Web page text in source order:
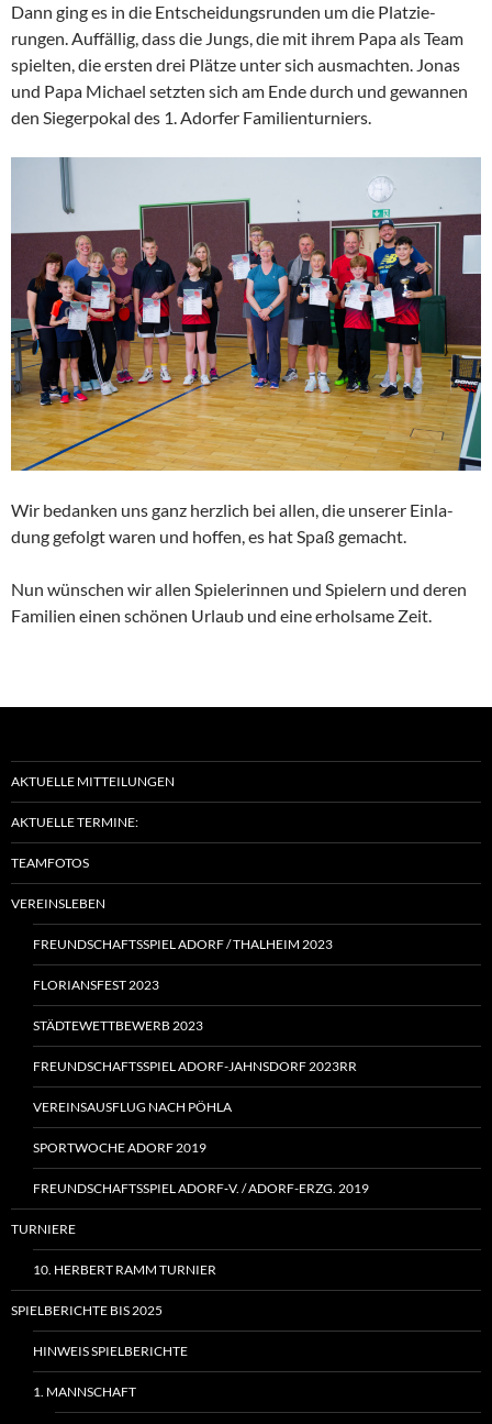
Dann ging es in die Entschei­dungs­runden um die Platzie­
rungen. Auffällig, dass die Jungs, die mit ihrem Papa als Team
spielten, die ersten drei Plätze unter sich ausmachten. Jonas
und Papa Michael setzten sich am Ende durch und gewannen
den Sieger­pokal des 1. Adorfer Familienturniers.
Wir bedanken uns ganz herzlich bei allen, die unserer Einla­
dung gefolgt waren und hoffen, es hat Spaß gemacht.
Nun wünschen wir allen Spiele­rinnen und Spielern und deren
Familien einen schönen Urlaub und eine erhol­same Zeit.
AKTUELLE MITTEILUNGEN
AKTUELLE TERMINE:
TEAMFOTOS
VEREINSLEBEN
FREUNDSCHAFTSSPIEL ADORF / THALHEIM 2023
FLORIANSFEST 2023
STÄDTEWETTBEWERB 2023
FREUNDSCHAFTSSPIEL ADORF-JAHNSDORF 2023RR
VEREINSAUSFLUG NACH PÖHLA
SPORTWOCHE ADORF 2019
FREUNDSCHAFTSSPIEL ADORF‑V. / ADORF-ERZG. 2019
TURNIERE
10. HERBERT RAMM TURNIER
SPIELBERICHTE BIS 2025
HINWEIS SPIELBERICHTE
1. MANNSCHAFT